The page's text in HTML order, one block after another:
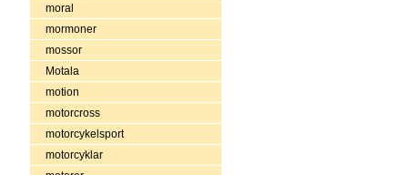
moral
mormoner
mossor
Motala
motion
motorcross
motorcykelsport
motorcyklar